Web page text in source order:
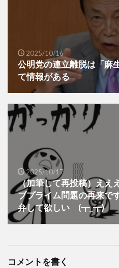
2025/10/16
公明党の連立離脱は「麻
て情報がある
2025/10/17
（加筆して再投稿）ええ
ブプライム問題の再来
弁して欲しい (┰_┰)
コメントを書く